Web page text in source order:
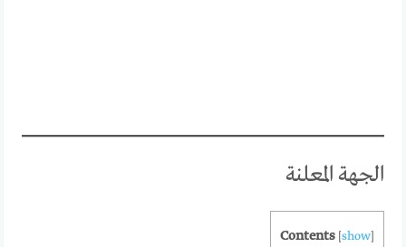
الجهة المعلنة
Contents [show]